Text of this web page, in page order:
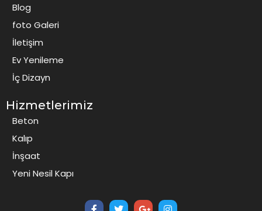
Blog
foto Galeri
İletişim
Ev Yenileme
İç Dizayn
Hizmetlerimiz
Beton
Kalıp
İnşaat
Yeni Nesil Kapı